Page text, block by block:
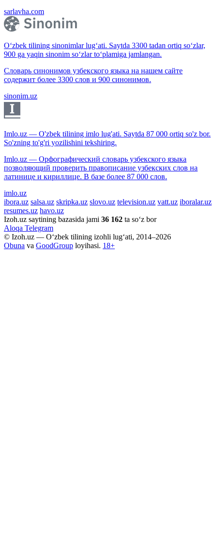
sarlavha.com
O‘zbek tilining sinonimlar lug‘ati. Saytda 3300 tadan ortiq so‘zlar,
900 ga yaqin sinonim so‘zlar to‘plamiga jamlangan.
Словарь синонимов узбекского языка на нашем сайте
содержит более 3300 слов и 900 синонимов.
sinonim.uz
Imlo.uz — O'zbek tilining imlo lug'ati. Saytda 87 000 ortiq so'z bor.
So'zning to'g'ri yozilishini tekshiring.
Imlo.uz — Орфографический словарь узбекского языка
позволяющий проверить правописание узбекских слов на
латинице и кириллице. В базе более 87 000 слов.
imlo.uz
ibora.uz salsa.uz skripka.uz slovo.uz television.uz vatt.uz iboralar.uz
resumes.uz havo.uz
Izoh.uz saytining bazasida jami 36 162 ta so‘z bor
Aloqa Telegram
© Izoh.uz — O‘zbek tilining izohli lug‘ati, 2014–2026
Obuna va GoodGroup loyihasi. 18+